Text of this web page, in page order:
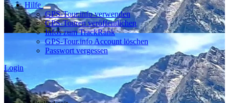
Hilfe
GPS-Tour.info verwenden
GPS-Touren veröffentlichen
Infos zum TrackRank
GPS-Tour.info Account löschen
Passwort vergessen
Login